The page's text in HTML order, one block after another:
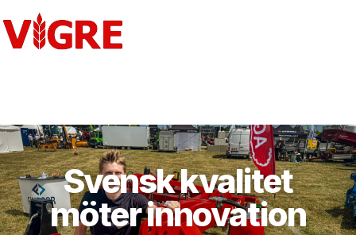
Svensk kvalitet
möter innovation